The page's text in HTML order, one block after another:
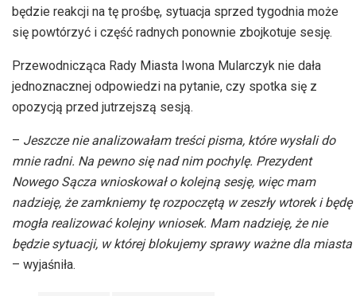
będzie reakcji na tę prośbę, sytuacja sprzed tygodnia może
się powtórzyć i część radnych ponownie zbojkotuje sesję.
Przewodnicząca Rady Miasta Iwona Mularczyk nie dała
jednoznacznej odpowiedzi na pytanie, czy spotka się z
opozycją przed jutrzejszą sesją.
– Jeszcze nie analizowałam treści pisma, które wysłali do
mnie radni. Na pewno się nad nim pochylę. Prezydent
Nowego Sącza wnioskował o kolejną sesję, więc mam
nadzieję, że zamkniemy tę rozpoczętą w zeszły wtorek i będę
mogła realizować kolejny wniosek. Mam nadzieję, że nie
będzie sytuacji, w której blokujemy sprawy ważne dla miasta
– wyjaśniła.